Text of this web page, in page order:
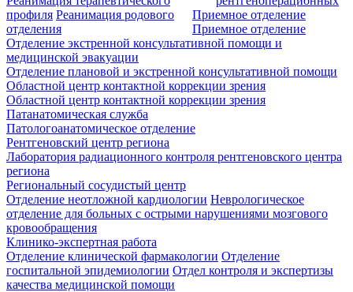
профиля Реанимация родового
отделения
Приемное отделение
Приемное отделение
Отделение экстренной консультативной помощи и
медицинской эвакуации
Отделение плановой и экстренной консультативной помощи
Областной центр контактной коррекции зрения
Областной центр контактной коррекции зрения
Патанатомическая служба
Патологоанатомическое отделение
Рентгеновский центр региона
Лаборатория радиационного контроля рентгеновского центра
региона
Региональный сосудистый центр
Отделение неотложной кардиологии Неврологическое
отделение для больных с острыми нарушениями мозгового
кровообращения
Клинико-экспертная работа
Отделение клинической фармакологии Отделение
госпитальной эпидемиологии Отдел контроля и экспертизы
качества медицинской помощи